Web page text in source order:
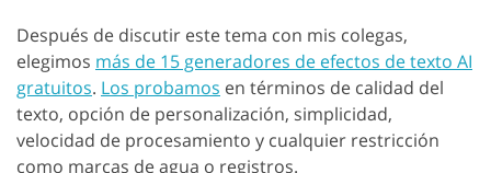
Después de discutir este tema con mis colegas,
elegimos más de 15 generadores de efectos de texto AI
gratuitos. Los probamos en términos de calidad del
texto, opción de personalización, simplicidad,
velocidad de procesamiento y cualquier restricción
como marcas de agua o registros.